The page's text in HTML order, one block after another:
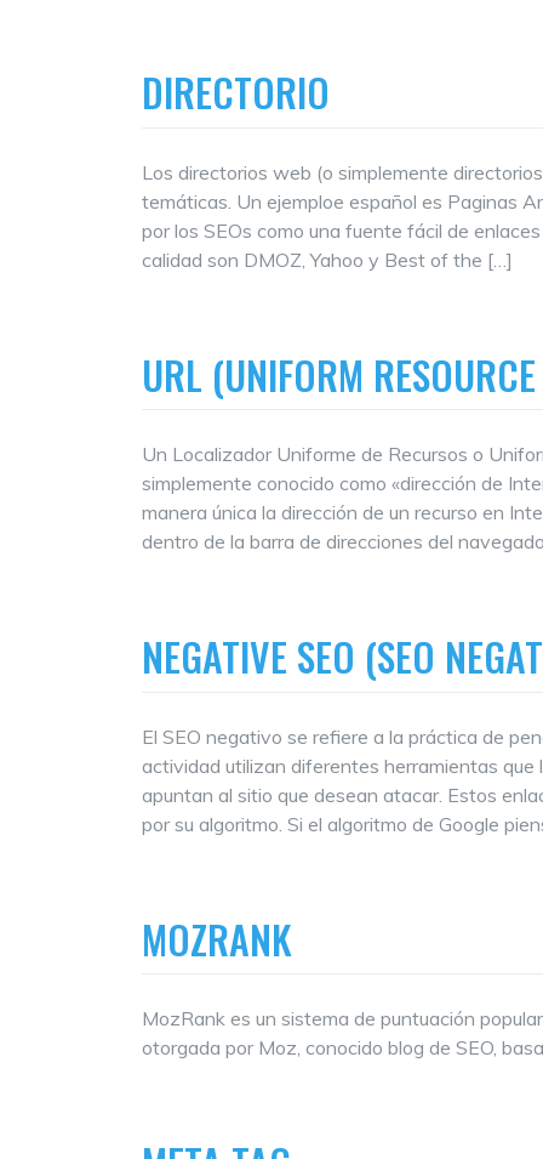
DIRECTORIO
Los directorios web (o simplemente
temáticas. Un ejemploe español es Paginas
por los SEOs como una fuente fácil de
calidad son DMOZ, Yahoo y Best of the […]
URL (UNIFORM
Un Localizador Uniforme de Recursos o
simplemente conocido como «dirección de
manera única la dirección de un recurso en
dentro de la barra de direcciones del
NEGATIVE SEO (SEO
El SEO negativo se refiere a la práctica de
actividad utilizan diferentes herramientas que
apuntan al sitio que desean atacar. Estos
por su algoritmo. Si el algoritmo de Google
MOZRANK
MozRank es un sistema de puntuación
otorgada por Moz, conocido blog de SEO,